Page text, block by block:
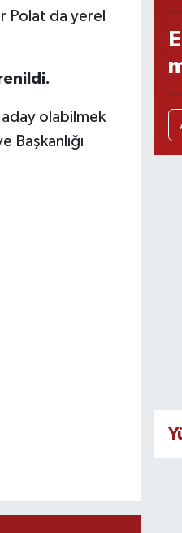
Polat da yerel
aday olabilmek
Başkanlığı